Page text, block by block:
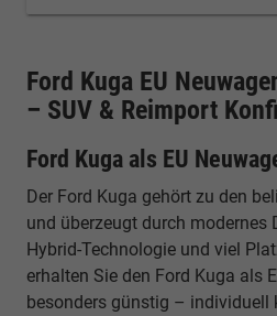
Ford Kuga EU
– SUV & Reimport
Ford Kuga als EU
Der Ford Kuga gehört zu den
und überzeugt durch modernes
Hybrid-Technologie und viel
erhalten Sie den Ford Kuga als
besonders günstig – individuell